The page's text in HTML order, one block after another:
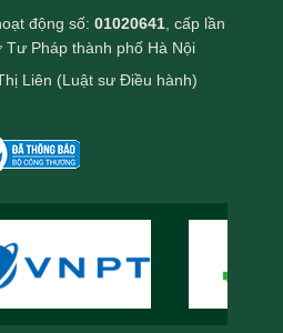
động số: 01020641, cấp lần
Pháp thành phố Hà Nội
Liên (Luật sư Điều hành)